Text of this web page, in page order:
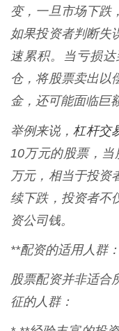
变，一旦市场下跌
如果投资者判断失
速累积。当亏损
仓，将股票卖出以
金，还可能面临巨
举例来说，杠杆交
10万元的股票，当
万元，相当于投资
续下跌，投资者不
资公司钱。
**配资的适用人群
股票配资并非适合
征的人群：